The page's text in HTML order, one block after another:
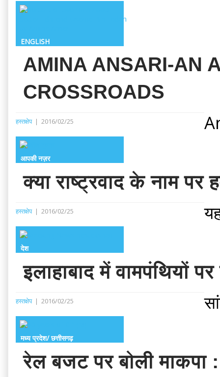
ENGLISH
AMINA ANSARI-AN
CROSSROADS
हस्तक्षेप | 2016/02/25
आपकी नज़र
क्या राष्ट्रवाद के नाम
हस्तक्षेप | 2016/02/25
देश
इलाहाबाद में वामपंथियों
हस्तक्षेप | 2016/02/25
मध्य प्रदेश/ छत्तीसगढ़
रेल बजट पर बोली माकपा